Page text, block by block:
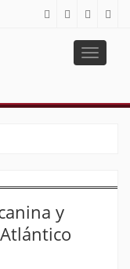
Toggle
y